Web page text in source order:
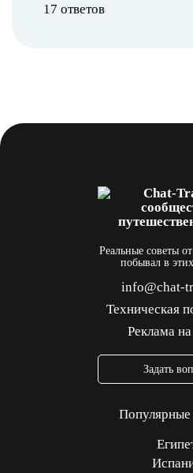
17 ответов
Реальные советы
побывал в
info@chat-
Техническая
Реклама на
Задать
Популярные